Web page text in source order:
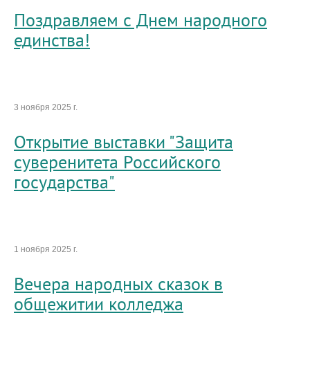
Поздравляем с Днем народного
единства!
3 ноября 2025 г.
Открытие выставки "Защита
суверенитета Российского
государства"
1 ноября 2025 г.
Вечера народных сказок в
общежитии колледжа